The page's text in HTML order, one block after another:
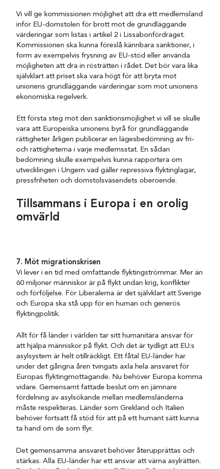
Vi vill ge kommissionen möjlighet att dra ett medlemsland
inför EU-domstolen för brott mot de grundläggande
värderingar som listas i artikel 2 i Lissabonfördraget.
Kommissionen ska kunna föreslå kännbara sanktioner, i
form av exempelvis frysning av EU-stöd eller använda
möjligheten att dra in rösträtten i rådet. Det bör vara lika
självklart att priset ska vara högt för att bryta mot
unionens grundläggande värderingar som mot unionens
ekonomiska regelverk.
Ett första steg mot den sanktionsmöjlighet vi vill se skulle
vara att Europeiska unionens byrå för grundläggande
rättigheter årligen publicerar en lägesbedömning av fri-
och rättigheterna i varje medlemsstat. En sådan
bedömning skulle exempelvis kunna rapportera om
utvecklingen i Ungern vad gäller repressiva flyktinglagar,
pressfriheten och domstolsväsendets oberoende.
Tillsammans i Europa i en orolig
omvärld
7. Möt migrationskrisen
Vi lever i en tid med omfattande flyktingströmmar. Mer än
60 miljoner människor är på flykt undan krig, konflikter
och förföljelse. För Liberalerna är det självklart att Sverige
och Europa ska stå upp för en human och generös
flyktingpolitik.
Allt för få länder i världen tar sitt humanitära ansvar för
att hjälpa människor på flykt. Och det är tydligt att EU:s
asylsystem är helt otillräckligt. Ett fåtal EU-länder har
under det gångna åren tvingats axla hela ansvaret för
Europas flyktingmottagande. Nu behöver Europa komma
vidare. Gemensamt fattade beslut om en jämnare
fördelning av asylsökande mellan medlemsländerna
måste respekteras. Länder som Grekland och Italien
behöver fortsatt få stöd för att på ett humant sätt kunna
ta hand om de som flyr.
Det gemensamma ansvaret behöver återupprättas och
stärkas. Alla EU-länder har ett ansvar att värna asylrätten.